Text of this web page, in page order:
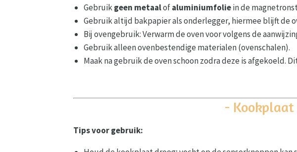
Gebruikgeen metaalofaluminiumfoliein de
Gebruik altijd bakpapier als onderlegger, hiermee blijft de
Bij ovengebruik: Verwarm de oven voor volgens de
Gebruik alleen ovenbestendige materialen (ovenschalen).
Maak na gebruik de oven schoon zodra deze is afgekoeld.
-
Tips voor gebruik: